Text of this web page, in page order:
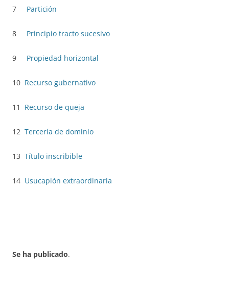
7 Partición
8 Principio tracto sucesivo
9 Propiedad horizontal
10 Recurso gubernativo
11 Recurso de queja
12 Tercería de dominio
13 Título inscribible
14 Usucapión extraordinaria
Se ha publicado.